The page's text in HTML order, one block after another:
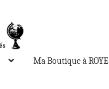
Ma Boutique à ROYE